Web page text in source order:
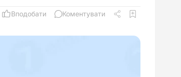
Вподобати Коментувати